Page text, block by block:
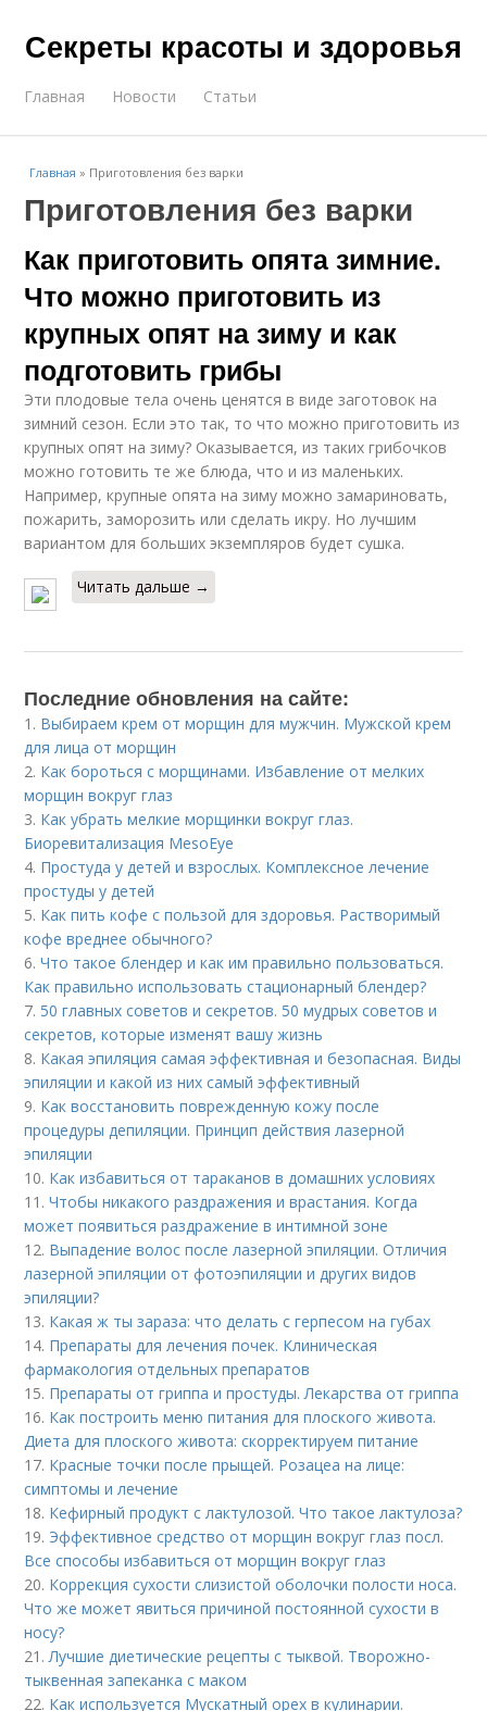
Секреты красоты и здоровья
Главная Новости Статьи
Главная » Приготовления без варки
Приготовления без варки
Как приготовить опята зимние.
Что можно приготовить из
крупных опят на зиму и как
подготовить грибы
Эти плодовые тела очень ценятся в виде заготовок на
зимний сезон. Если это так, то что можно приготовить из
крупных опят на зиму? Оказывается, из таких грибочков
можно готовить те же блюда, что и из маленьких.
Например, крупные опята на зиму можно замариновать,
пожарить, заморозить или сделать икру. Но лучшим
вариантом для больших экземпляров будет сушка.
Читать дальше →
Последние обновления на сайте:
1. Выбираем крем от морщин для мужчин. Мужской крем
для лица от морщин
2. Как бороться с морщинами. Избавление от мелких
морщин вокруг глаз
3. Как убрать мелкие морщинки вокруг глаз.
Биоревитализация MesoEye
4. Простуда у детей и взрослых. Комплексное лечение
простуды у детей
5. Как пить кофе с пользой для здоровья. Растворимый
кофе вреднее обычного?
6.Что такое блендер и как им правильно пользоваться.
Как правильно использовать стационарный блендер?
7. 50 главных советов и секретов. 50 мудрых советов и
секретов, которые изменят вашу жизнь
8. Какая эпиляция самая эффективная и безопасная. Виды
эпиляции и какой из них самый эффективный
9. Как восстановить поврежденную кожу после
процедуры депиляции. Принцип действия лазерной
эпиляции
10. Как избавиться от тараканов в домашних условиях
11.Чтобы никакого раздражения и врастания. Когда
может появиться раздражение в интимной зоне
12. Выпадение волос после лазерной эпиляции. Отличия
лазерной эпиляции от фотоэпиляции и других видов
эпиляции?
13. Какая ж ты зараза: что делать с герпесом на губах
14. Препараты для лечения почек. Клиническая
фармакология отдельных препаратов
15. Препараты от гриппа и простуды. Лекарства от гриппа
16. Как построить меню питания для плоского живота.
Диета для плоского живота: скорректируем питание
17. Красные точки после прыщей. Розацеа на лице:
симптомы и лечение
18. Кефирный продукт с лактулозой. Что такое лактулоза?
19. Эффективное средство от морщин вокруг глаз посл.
Все способы избавиться от морщин вокруг глаз
20. Коррекция сухости слизистой оболочки полости носа.
Что же может явиться причиной постоянной сухости в
носу?
21.Лучшие диетические рецепты с тыквой. Творожно-
тыквенная запеканка с маком
22. Как используется Мускатный орех в кулинарии.